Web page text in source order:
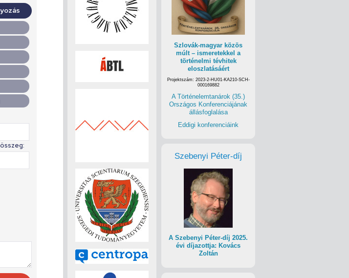
Szlovák-magyar közös
múlt – ismeretekkel a
történelmi tévhitek
eloszlatásáért
Projektszám: 2023-2-HU01-KA210-SCH-
000169882
A Történelemtanárok (35.)
Országos Konferenciájának
állásfoglalása
Eddigi konferenciáink
Szebenyi Péter-díj
A Szebenyi Péter-díj 2025.
évi díjazottja: Kovács
Zoltán